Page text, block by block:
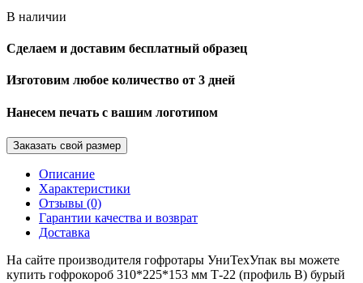
В наличии
Сделаем и доставим бесплатный образец
Изготовим любое количество от 3 дней
Нанесем печать с вашим логотипом
Заказать свой размер
Описание
Характеристики
Отзывы (0)
Гарантии качества и возврат
Доставка
На сайте производителя гофротары УниТехУпак вы можете
купить гофрокороб 310*225*153 мм Т-22 (профиль B) бурый